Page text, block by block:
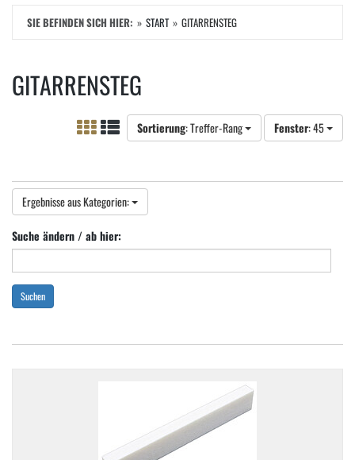
SIE BEFINDEN SICH HIER: START GITARRENSTEG
GITARRENSTEG
Sortierung: Treffer-Rang Fenster: 45
Ergebnisse aus Kategorien:
Suche ändern / ab hier:
Suchen